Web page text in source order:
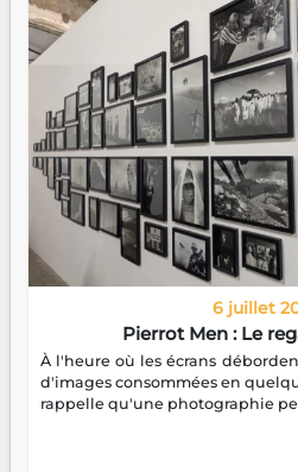
6 juillet
Pierrot Men : Le
À l'heure où les écrans
d'images consommées en
rappelle qu'une photographie